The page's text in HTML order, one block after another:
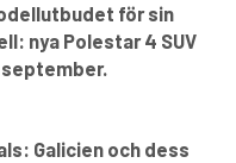
för sin
nya Polestar 4 SUV
september.
Galicien och dess